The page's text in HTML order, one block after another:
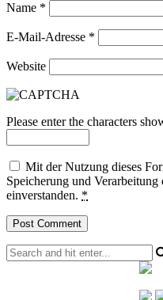
Name *
E-Mail-Adresse *
Website
Please enter the characters
Mit der Nutzung dieses
Speicherung und
einverstanden. *